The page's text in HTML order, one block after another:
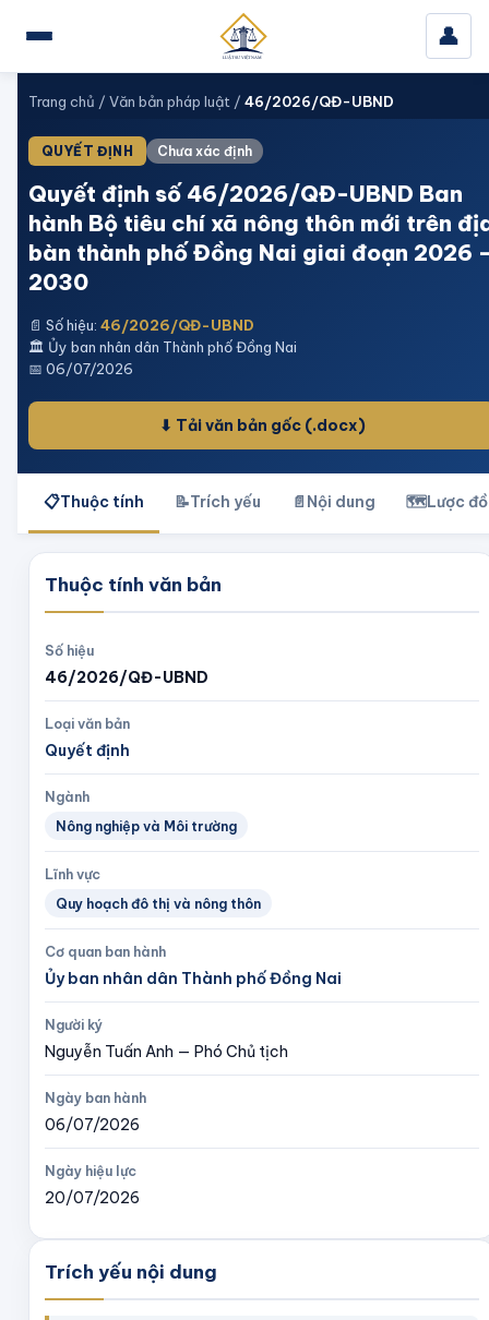
👤
Trang chủ / Văn bản pháp luật / 46/2026/QĐ-UBND
QUYẾT ĐỊNH Chưa xác định
Quyết định số 46/2026/QĐ-UBND Ban
hành Bộ tiêu chí xã nông thôn mới trên
bàn thành phố Đồng Nai giai đoạn 2026
2030
📄 Số hiệu: 46/2026/QĐ-UBND
🏛️ Ủy ban nhân dân Thành phố Đồng Nai
📅 06/07/2026
⬇ Tải văn bản gốc(.docx)
📋Thuộc tính 📝Trích yếu 📄 Nội dung 🗺️Lược đồ
Thuộc tính văn bản
Số hiệu
46/2026/QĐ-UBND
Loại văn bản
Quyết định
Ngành
Nông nghiệp và Môi trường
Lĩnh vực
Quy hoạch đô thị và nông thôn
Cơ quan ban hành
Ủy ban nhân dân Thành phố Đồng Nai
Người ký
Nguyễn Tuấn Anh — Phó Chủ tịch
Ngày ban hành
06/07/2026
Ngày hiệu lực
20/07/2026
Trích yếu nội dung